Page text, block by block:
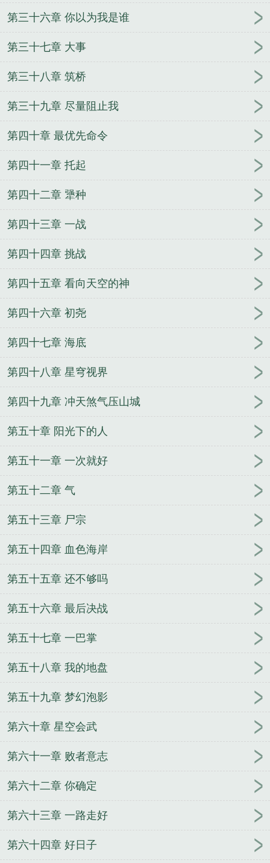
第三十六章 你以为我是谁
第三十七章 大事
第三十八章 筑桥
第三十九章 尽量阻止我
第四十章 最优先命令
第四十一章 托起
第四十二章 犟种
第四十三章 一战
第四十四章 挑战
第四十五章 看向天空的神
第四十六章 初尧
第四十七章 海底
第四十八章 星穹视界
第四十九章 冲天煞气压山城
第五十章 阳光下的人
第五十一章 一次就好
第五十二章 气
第五十三章 尸宗
第五十四章 血色海岸
第五十五章 还不够吗
第五十六章 最后决战
第五十七章 一巴掌
第五十八章 我的地盘
第五十九章 梦幻泡影
第六十章 星空会武
第六十一章 败者意志
第六十二章 你确定
第六十三章 一路走好
第六十四章 好日子